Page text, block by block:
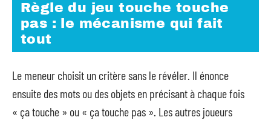
Règle du jeu touche touche
pas : le mécanisme qui fait
tout
Le meneur choisit un critère sans le révéler. Il énonce
ensuite des mots ou des objets en précisant à chaque fois
« ça touche » ou « ça touche pas ». Les autres joueurs